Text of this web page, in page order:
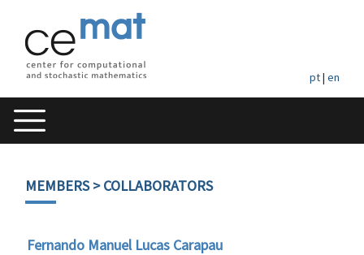
pt| en
MEMBERS> COLLABORATORS
Fernando Manuel Lucas Carapau